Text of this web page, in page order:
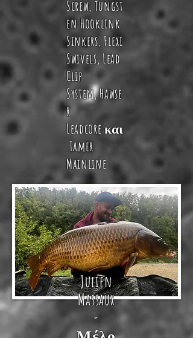
Screw,Tungst
en Hooklink
Sinkers,Flexi
Swivels,Lead
Clip
System,Hawse
r
Leadcoreκαι
Tamer
Mainline
Julien
Massaux
-